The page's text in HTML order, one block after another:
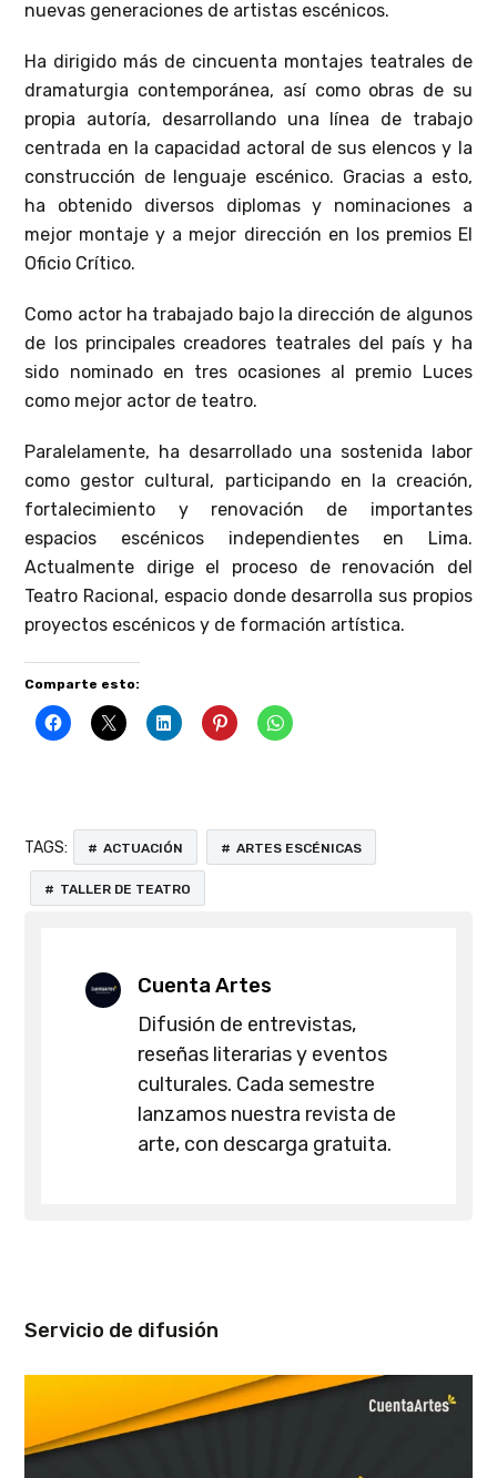
nuevas generaciones de artistas escénicos.
Ha dirigido más de cincuenta montajes teatrales de
dramaturgia contemporánea, así como obras de su
propia autoría, desarrollando una línea de trabajo
centrada en la capacidad actoral de sus elencos y la
construcción de lenguaje escénico. Gracias a esto,
ha obtenido diversos diplomas y nominaciones a
mejor montaje y a mejor dirección en los premios El
Oficio Crítico.
Como actor ha trabajado bajo la dirección de algunos
de los principales creadores teatrales del país y ha
sido nominado en tres ocasiones al premio Luces
como mejor actor de teatro.
Paralelamente, ha desarrollado una sostenida labor
como gestor cultural, participando en la creación,
fortalecimiento y renovación de importantes
espacios escénicos independientes en Lima.
Actualmente dirige el proceso de renovación del
Teatro Racional, espacio donde desarrolla sus propios
proyectos escénicos y de formación artística.
Comparte esto:
TAGS: ACTUACIÓN ARTES ESCÉNICAS
TALLER DE TEATRO
Cuenta Artes
Difusión de entrevistas,
reseñas literarias y eventos
culturales. Cada semestre
lanzamos nuestra revista de
arte, con descarga gratuita.
Servicio de difusión